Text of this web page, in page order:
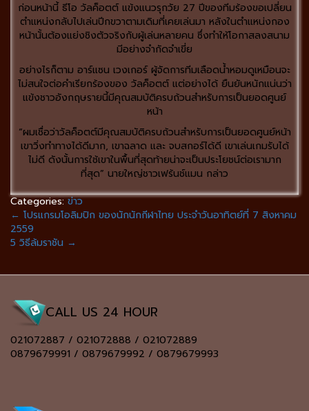
ก่อนหน้านี้ ธีโอ วัลค็อตต์ แข้งแนวรุกวัย 27 ปีของทีมร้องขอเปลี่ยน
ตำแหน่งกลับไปเล่นปีกขวาตามเดิมที่เคยเล่นมา หลังในตำแหน่งกอง
หน้านั้นต้องแย่งชิงตัวจริงกับผู้เล่นหลายคน ซึ่งทำให้โอกาสลงสนาม
มีอย่างจำกัดจำเขี่ย
อย่างไรก็ตาม อาร์แซน เวงเกอร์ ผู้จัดการทีมเลือดน้ำหอมดูเหมือนจะ
ไม่สนใจต่อคำเรียกร้องของ วัลค็อตต์ แต่อย่างได้ ยืนยันหนักแน่นว่า
แข้งชาวอังกฤษรายนี้มีคุณสมบัติครบถ้วนสำหรับการเป็นยอดศูนย์
หน้า
“ผมเชื่อว่าวัลค็อตต์มีคุณสมบัติครบถ้วนสำหรับการเป็นยอดศูนย์หน้า
เขาวิ่งทำทางได้ดีมาก, เขาฉลาด และ จบสกอร์ได้ดี เขาเล่นเกมรับได้
ไม่ดี ดังนั้นการใช้เขาในพื้นที่สุดท้ายน่าจะเป็นประโยชน์ต่อเรามาก
ที่สุด” นายใหญ่ชาวเฟร้นช์แมน กล่าว
Categories:ข่าว
← โปรแกรมโอลิมปิก ของนักนักกีฬาไทย ประจำวันอาทิตย์ที่ 7 สิงหาคม
2559
5 วิธีล้มราชัน →
CALL US 24 HOUR
021072887 / 021072888 / 021072889
0879679991 / 0879679992 / 0879679993